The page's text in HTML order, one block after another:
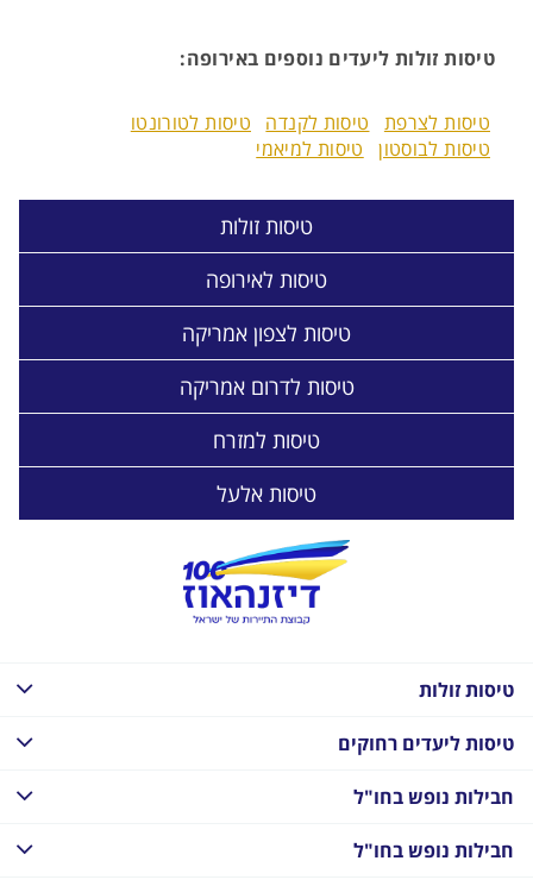
טיסות זולות ליעדים נוספים באירופה:
טיסות לצרפת טיסות לקנדה
טיסות לטורונטו
טיסות לבוסטון
טיסות למיאמי
טיסות זולות
טיסות לאירופה
טיסות לצפון אמריקה
טיסות לדרום אמריקה
טיסות למזרח
טיסות אלעל
טיסות זולות
טיסות ליעדים רחוקים
חבילות נופש בחו"ל
חבילות נופש בחו"ל